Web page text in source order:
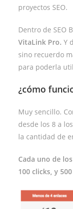
proyectos SEO.
Dentro de SEO
VitaLink Pro.Y
sino recuerdo
para poderla
¿cómo
Muy sencillo.
desde los 8 a
la cantidad de
Cada uno de
100 clicks, y